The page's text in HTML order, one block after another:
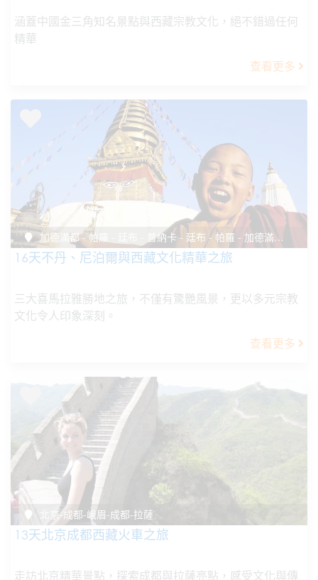
涵蓋中國金三角知名景點與西藏宗教文化，絕不錯過任何
精華
查看更多
加德滿都 - 帕羅 - 廷布 - 普納卡 - 廷布 - 帕羅 - 加德滿都 - 拉薩
16天不丹、尼泊爾與西藏文化精華之旅
三大喜馬拉雅勝地之旅，不僅有驚艷風景，更以多元宗教
文化令人印象深刻。
查看更多
北京-成都-峨眉-成都-拉薩
13天北京成都西藏火車之旅
走訪北京精華景點，探索成都與拉薩亮點，感受文化與傳